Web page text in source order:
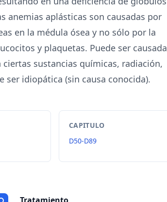
anemias aplásticas son causadas por
en la médula ósea y no sólo por la
y plaquetas. Puede ser causada
sustancias químicas, radiación,
ser idiopática (sin causa conocida).
CAPITULO
D50-D89